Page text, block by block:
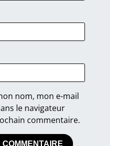
nom, mon e-mail
le navigateur
commentaire.